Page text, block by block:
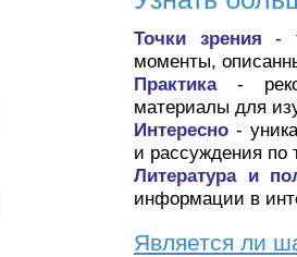
Точки зрения -
моменты,
Практика -
материалы для
Интересно -
и рассуждения по
Литература и
информации в
Является ли